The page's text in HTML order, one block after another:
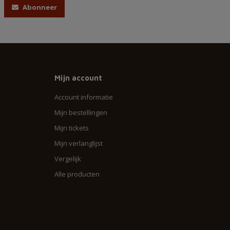
Abonneer
Mijn account
Account informatie
Mijn bestellingen
Mijn tickets
Mijn verlanglijst
Vergelijk
Alle producten